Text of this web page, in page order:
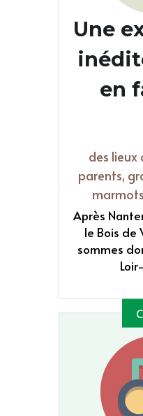
Une
en
des lieux
parents,
Après
le Bois de
sommes